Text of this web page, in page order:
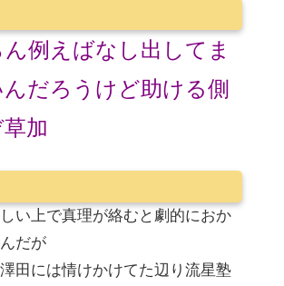
例えばなし出してま
だろうけど助ける側
加
い上で真理が絡むと劇的におか
だが
田には情けかけてた辺り流星塾